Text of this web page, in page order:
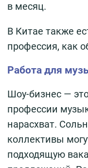
в месяц.
В Китае также
профессия, как
Работа для
Шоу-бизнес —
профессии
нарасхват.
коллективы
подходящую